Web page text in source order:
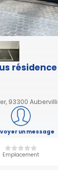
93300
un message
Emplacement